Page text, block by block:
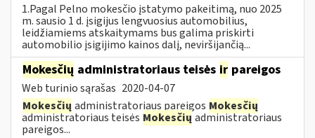
1.Pagal Pelno mokesčio įstatymo pakeitimą, nuo 2025
m. sausio 1 d. įsigijus lengvuosius automobilius,
leidžiamiems atskaitymams bus galima priskirti
automobilio įsigijimo kainos dalį, neviršijančią...
Mokesčių administratoriaus teisės ir pareigos
Web turinio sąrašas 2020-04-07
Mokesčių administratoriaus pareigos Mokesčių
administratoriaus teisės Mokesčių administratoriaus
pareigos...